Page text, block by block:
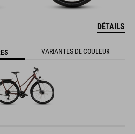
DÉTAILS
VARIANTES DE COULEUR